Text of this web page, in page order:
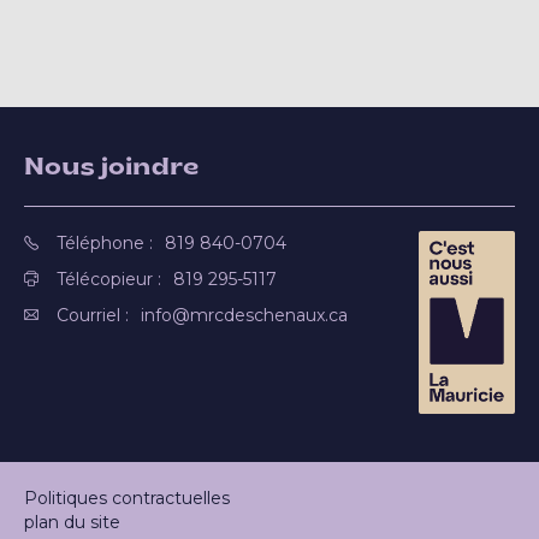
Nous joindre
Téléphone :
819 840-0704
Télécopieur :
819 295-5117
Courriel :
info@mrcdeschenaux.ca
Politiques contractuelles
plan du site